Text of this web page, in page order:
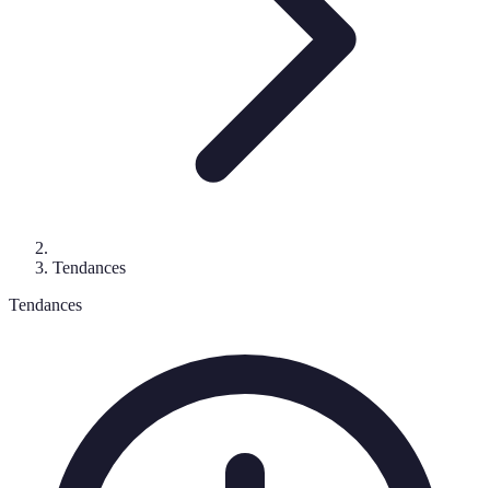
Tendances
Tendances